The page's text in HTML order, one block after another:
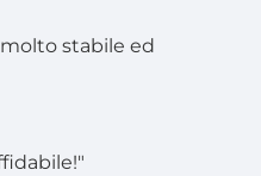
stabile ed